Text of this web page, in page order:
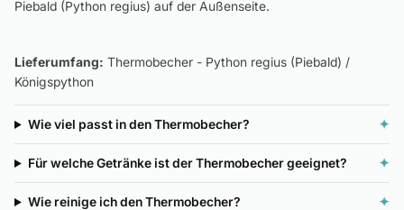
Piebald (Python regius) auf der Außenseite.
Lieferumfang: Thermobecher - Python regius (Piebald) /
Königspython
Wie viel passt in den Thermobecher? ✦
Für welche Getränke ist der Thermobecher geeignet? ✦
Wie reinige ich den Thermobecher? ✦